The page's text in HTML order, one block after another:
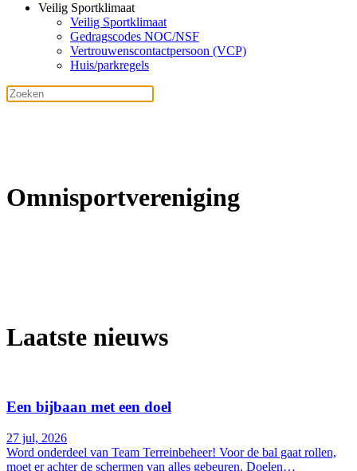
Veilig Sportklimaat
Veilig Sportklimaat
Gedragscodes NOC/NSF
Vertrouwenscontactpersoon (VCP)
Huis/parkregels
Omnisportvereniging
Laatste nieuws
Een bijbaan met een doel
27 jul, 2026
Word onderdeel van Team Terreinbeheer! Voor de bal gaat rollen,
moet er achter de schermen van alles gebeuren. Doelen…